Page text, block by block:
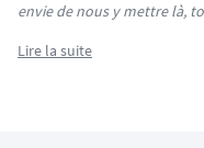
envie de nous y mettre là,
Lire la suite